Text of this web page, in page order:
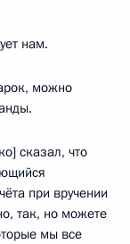
нам.
можно
сказал, что
при вручении
так, но можете
мы все